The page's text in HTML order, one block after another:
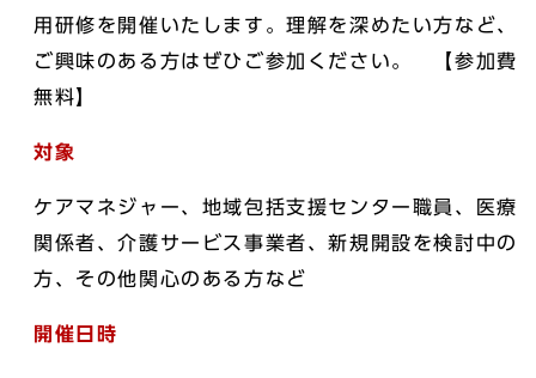
用研修を開催いたします。理解を深めたい方など、
ご興味のある方はぜひご参加ください。 【参加費
無料】
対象
ケアマネジャー、地域包括支援センター職員、医療
関係者、介護サービス事業者、新規開設を検討中の
方、その他関心のある方など
開催日時